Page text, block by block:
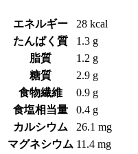
エネルギー
28 kcal
たんぱく質
1.3 g
脂質
1.2 g
糖質
2.9 g
食物繊維
0.9 g
食塩相当量
0.4 g
カルシウム
26.1 mg
マグネシウム 11.4 mg